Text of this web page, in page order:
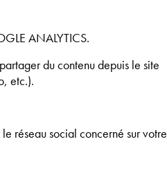
ANALYTICS.
du contenu depuis le site
etc.).
réseau social concerné sur votre